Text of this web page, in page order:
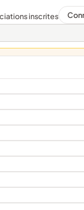
inscrites